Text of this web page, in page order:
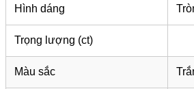
Hình dáng
Trọng lượng (ct)
Màu sắc